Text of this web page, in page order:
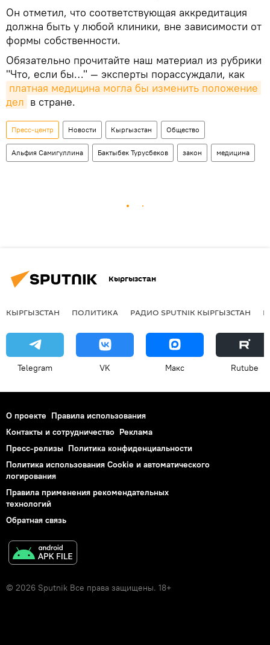
Он отметил, что соответствующая аккредитация
должна быть у любой клиники, вне зависимости от
формы собственности.
Обязательно прочитайте наш материал из рубрики
"Что, если бы…" — эксперты порассуждали, как
платная медицина могла бы изменить положение
дел в стране.
Пресс-центр Новости Кыргызстан Общество
Альфия Самигуллина Бактыбек Турусбеков закон медицина
Кыргызстан
КЫРГЫЗСТАН ПОЛИТИКА РАДИО SPUTNIK КЫРГЫЗСТАН
Telegram VK Макс Rutube
О проекте Правила использования
Контакты и сотрудничество Реклама
Пресс-релизы Политика конфиденциальности
Политика использования Cookie и автоматического
логирования
Правила применения рекомендательных
технологий
Обратная связь
© 2026 Sputnik Все права защищены. 18+